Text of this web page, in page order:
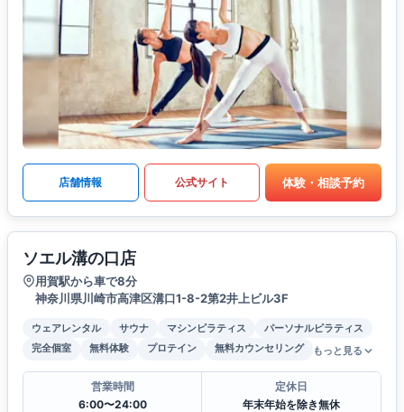
店舗情報 公式サイト 体験・相談予約
ソエル溝の口店
用賀駅から車で8分
神奈川県川崎市高津区溝口1-8-2第2井上ビル3F
ウェアレンタル サウナ マシンピラティス
パーソナルピラティス
完全個室
無料体験 プロテイン 無料カウンセリング もっと見る
営業時間
6:00〜24:00
定休日
年末年始を除き無休